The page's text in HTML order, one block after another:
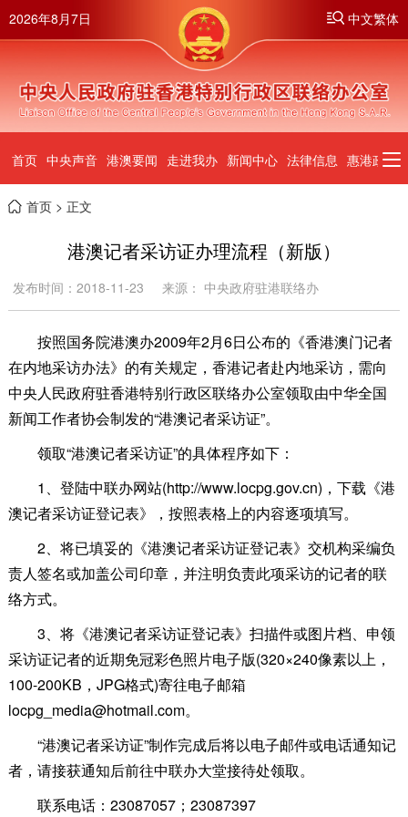
2026年8月7日 中文繁体
首页 中央声音 港澳要闻 走进我办 新闻中心 法律信息 惠港政策
首页> 正文
港澳记者采访证办理流程（新版）
发布时间：2018-11-23 来源： 中央政府驻港联络办
按照国务院港澳办2009年2月6日公布的《香港澳门记者
在内地采访办法》的有关规定，香港记者赴内地采访，需向
中央人民政府驻香港特别行政区联络办公室领取由中华全国
新闻工作者协会制发的“港澳记者采访证”。
领取“港澳记者采访证”的具体程序如下：
1、登陆中联办网站(http://www.locpg.gov.cn)，下载《港
澳记者采访证登记表》，按照表格上的内容逐项填写。
2、将已填妥的《港澳记者采访证登记表》交机构采编负
责人签名或加盖公司印章，并注明负责此项采访的记者的联
络方式。
3、将《港澳记者采访证登记表》扫描件或图片档、申领
采访证记者的近期免冠彩色照片电子版(320×240像素以上，
100-200KB，JPG格式)寄往电子邮箱
locpg_media@hotmail.com。
“港澳记者采访证”制作完成后将以电子邮件或电话通知记
者，请接获通知后前往中联办大堂接待处领取。
联系电话：23087057；23087397